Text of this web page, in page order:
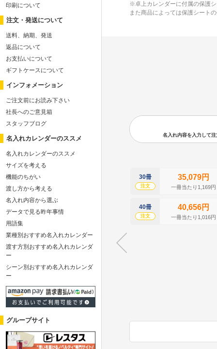
※卓上カレンダーに付属の保護
また商品によっては保護シート
名入れ内容を入力して
30冊
注文
35,079円
一冊当たり1,169円
40冊
注文
40,656円
一冊当たり1,016円
印刷について
注文・発送について
送料、納期、発送
返品について
お支払いについて
ギフトケースについて
インフォメーション
ご注文前にお読み下さい
社長へのご意見箱
スタッフブログ
名入れカレンダーのススメ
名入れカレンダーのススメ
サイズを考える
機能のちがい
渡し方から考える
名入れ内容から選ぶ
データで見る昨年事情
用語集
業種別おすすめ名入れカレンダー
渡す方別おすすめ名入れカレンダ
ー
シーン別おすすめ名入れカレンダ
ー
グループサイト